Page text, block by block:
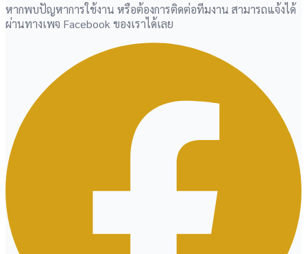
หากพบปัญหาการใช้งาน หรือต้องการติดต่อทีมงาน สามารถแจ้งได้
ผ่านทางเพจ Facebook ของเราได้เลย